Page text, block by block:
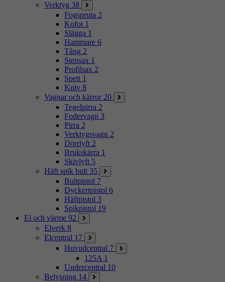
Verktyg 38
Fogspruta 2
Kofot 1
Slägga 1
Hammare 6
Tång 2
Stensax 1
Profilsax 2
Spett 1
Kniv 8
Vagnar och kärror 20
Tegelpirra 2
Fodervagn 3
Pirra 2
Verktygsvagn 2
Dörrlyft 2
Brukskärra 1
Skivlyft 5
Häft spik bult 35
Bultpistol 7
Dyckertpistol 6
Häftpistol 3
Spikpistol 19
El och värme 92
Elverk 8
Elcentral 17
Huvudcentral 7
125A 1
Undercentral 10
Belysning 14